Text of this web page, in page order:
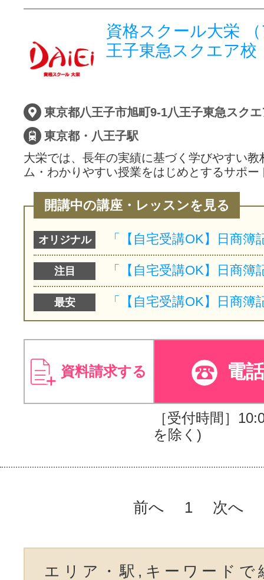
資格スクール大栄
王子東急スクエア校
東京都八王子市旭町9-1八王子東急スク
東京都・八王子駅
大栄では、長年の実績に基づく学びやすい教
ム・わかりやすい授業をはじめとするサポ
開講中の講座・レッスンを見る
オリジナル
注目
最安
資料請求する 電
［受付時間］
を除く)
前へ 1 次へ
エリア・駅,キーワードで